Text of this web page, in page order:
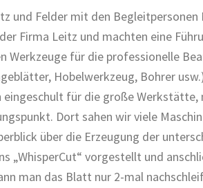
und Felder mit den Begleitpersonen
Firma Leitz und machten eine
für die professionelle
Hobelwerkzeug, Bohrer
für die große Werkstätte,
Dort sahen wir viele
über die Erzeugung der
„WhisperCut“ vorgestellt und
man das Blatt nur 2-mal